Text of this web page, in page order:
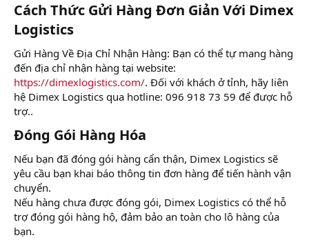
Cách Thức Gửi Hàng Đơn Giản Với Dimex
Logistics​
Gửi Hàng Về Địa Chỉ Nhận Hàng: Bạn có thể tự mang hàng
đến địa chỉ nhận hàng tại website:
https://dimexlogistics.com/. Đối với khách ở tỉnh, hãy liên
hệ Dimex Logistics qua hotline: 096 918 73 59 để được hỗ
trợ..
Đóng Gói Hàng Hóa​
Nếu bạn đã đóng gói hàng cẩn thận, Dimex Logistics sẽ
yêu cầu bạn khai báo thông tin đơn hàng để tiến hành vận
chuyển.
Nếu hàng chưa được đóng gói, Dimex Logistics có thể hỗ
trợ đóng gói hàng hộ, đảm bảo an toàn cho lô hàng của
bạn.